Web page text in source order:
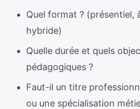
Quel format ? (présentiel,
hybride)
Quelle durée et quels
pédagogiques ?
Faut-il un titre
ou une spécialisation